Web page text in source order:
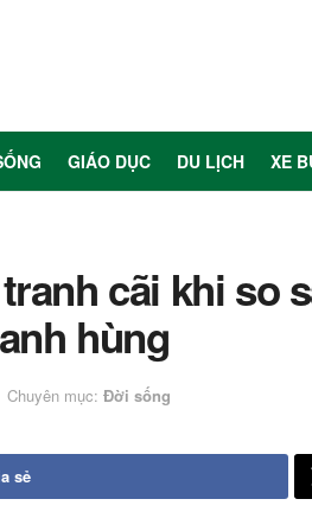
GIÁO DỤC DU LỊCH XE
cãi khi so
hùng
Chuyên mục: Đời sống
sẻ